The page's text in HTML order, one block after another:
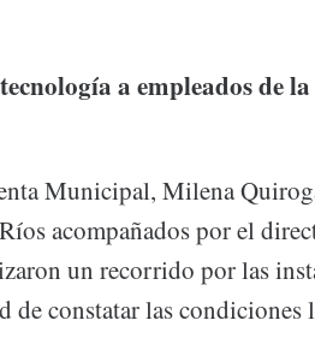
a empleados de
Municipal, Milena
acompañados por el
un recorrido por las
de constatar las